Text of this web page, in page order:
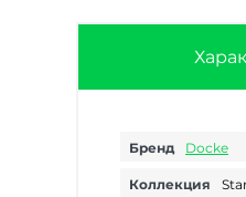
Бренд Docke
Коллекция